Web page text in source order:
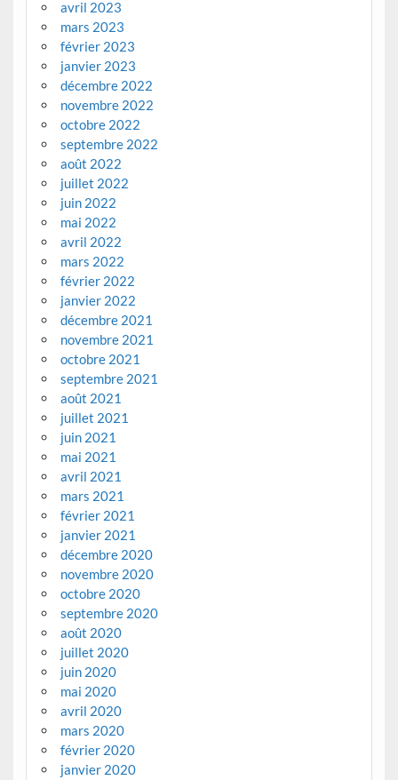
avril 2023
mars 2023
février 2023
janvier 2023
décembre 2022
novembre 2022
octobre 2022
septembre 2022
août 2022
juillet 2022
juin 2022
mai 2022
avril 2022
mars 2022
février 2022
janvier 2022
décembre 2021
novembre 2021
octobre 2021
septembre 2021
août 2021
juillet 2021
juin 2021
mai 2021
avril 2021
mars 2021
février 2021
janvier 2021
décembre 2020
novembre 2020
octobre 2020
septembre 2020
août 2020
juillet 2020
juin 2020
mai 2020
avril 2020
mars 2020
février 2020
janvier 2020